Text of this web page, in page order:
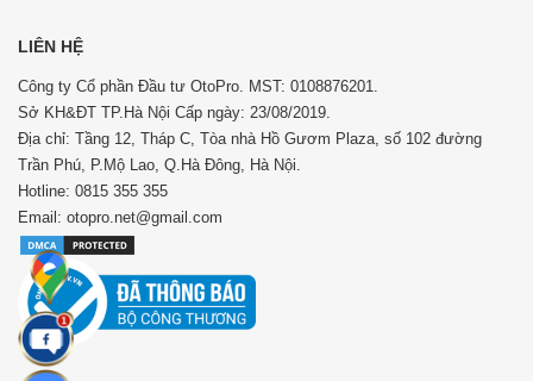
LIÊN HỆ
Công ty Cổ phần Đầu tư OtoPro. MST: 0108876201.
Sở KH&ĐT TP.Hà Nội Cấp ngày: 23/08/2019.
Địa chỉ: Tầng 12, Tháp C, Tòa nhà Hồ Gươm Plaza, số 102 đường
Trần Phú, P.Mộ Lao, Q.Hà Đông, Hà Nội.
Hotline: 0815 355 355
Email: otopro.net@gmail.com